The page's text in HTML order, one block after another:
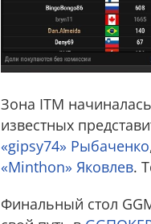
Зона ITM
известных
«gipsy74» Рыбаченко
«Minthon» Яковлев.
Финальный стол